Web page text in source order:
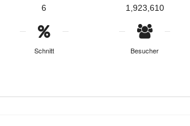
6
Schnitt
1,923,610
Besucher